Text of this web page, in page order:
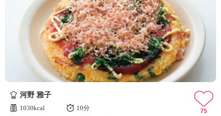
河野 雅子
1030kcal
10分
75